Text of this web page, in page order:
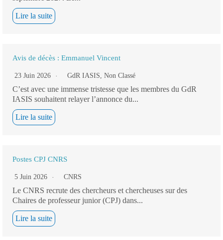
Lire la suite
Avis de décès : Emmanuel Vincent
23 Juin 2026 GdR IASIS, Non Classé
C’est avec une immense tristesse que les membres du GdR
IASIS souhaitent relayer l’annonce du...
Lire la suite
Postes CPJ CNRS
5 Juin 2026 CNRS
Le CNRS recrute des chercheurs et chercheuses sur des
Chaires de professeur junior (CPJ) dans...
Lire la suite